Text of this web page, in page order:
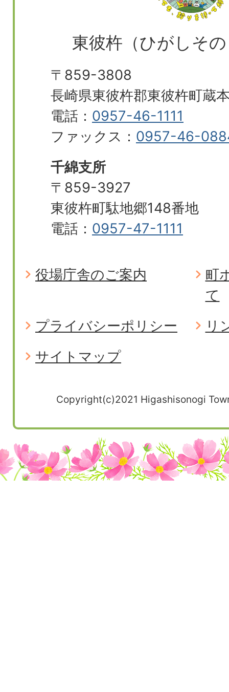
東彼杵（ひがしそ
〒859-3808
長崎県東彼杵郡東彼杵町蔵
電話： 0957-46-1111
ファックス： 0957-46-
千綿支所
〒859-3927
東彼杵町駄地郷148番地
電話： 0957-47-1111
役場庁舎のご案内
町
て
プライバシーポリシー
リ
サイトマップ
Copyright(c)2021 Higashisonogi